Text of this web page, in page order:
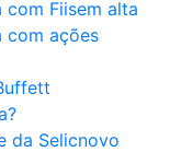
com Fiisem alta
com ações
da Selicnovo